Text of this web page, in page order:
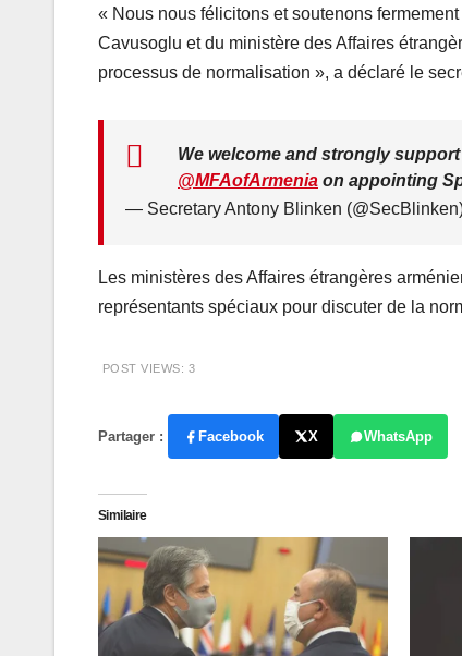
« Nous nous félicitons et soutenons
Cavusoglu et du ministère des Affaires
processus de normalisation », a déclaré le
We welcome and strongly
@MFAofArmenia on appointing
— Secretary Antony Blinken
Les ministères des Affaires étrangères
représentants spéciaux pour discuter de la
POST VIEWS: 3
Partager : Facebook X WhatsApp
Similaire